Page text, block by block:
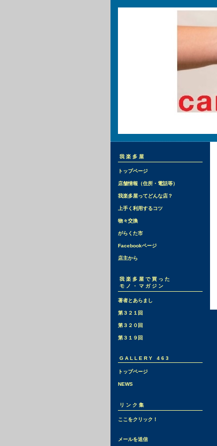
我楽多屋
トップページ
店舗情報（住所・電話等）
我楽多屋ってどんな店？
上手く利用するコツ
物々交換
がらくた市
Facebookページ
店主から
我楽多屋で買った
モノ・マガジン
著者とあらまし
第３２１回
第３２０回
第３１９回
GALLERY 463
トップページ
NEWS
リンク集
ここをクリック！
メールを送信